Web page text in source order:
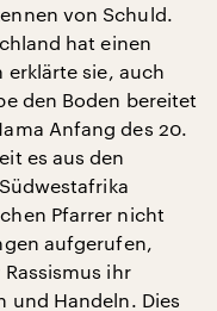
von Schuld.
hat einen
erklärte sie, auch
den Boden bereitet
Anfang des 20.
es aus den
Pfarrer nicht
aufgerufen,
ihr
und Handeln. Dies